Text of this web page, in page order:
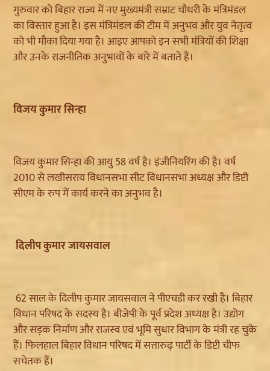
गुरुवार को बिहार राज्य में नए मुख्यमंत्री सम्राट चौधरी के मंत्रिमंडल
का विस्तार हुआ है। इस मंत्रिमंडल की टीम में अनुभव और युव नेतृत्व
को भी मौका दिया गया है। आइए आपको इन सभी मंत्रियों की शिक्षा
और उनके राजनीतिक अनुभावों के बारे में बताते हैं।
विजय कुमार सिन्हा
विजय कुमार सिन्हा की आयु 58 वर्ष है। इंजीनियरिंग की है। वर्ष
2010 से लखीसराय विधानसभा सीट विधानसभा अध्यक्ष और डिप्टी
सीएम के रुप में कार्य करने का अनुभव है।
दिलीप कुमार जायसवाल
62 साल के दिलीप कुमार जायसवाल ने पीएचडी कर रखी है। बिहार
विधान परिषद के सदस्य है। बीजेपी के पूर्व प्रदेश अध्यक्ष है। उद्योग
और सड़क निर्माण और राजस्व एवं भूमि सुधार विभाग के मंत्री रह चुके
हैं। फिलहाल बिहार विधान परिषद में सत्तारुढ़ पार्टी के डिप्टी चीफ
सचेतक हैं।